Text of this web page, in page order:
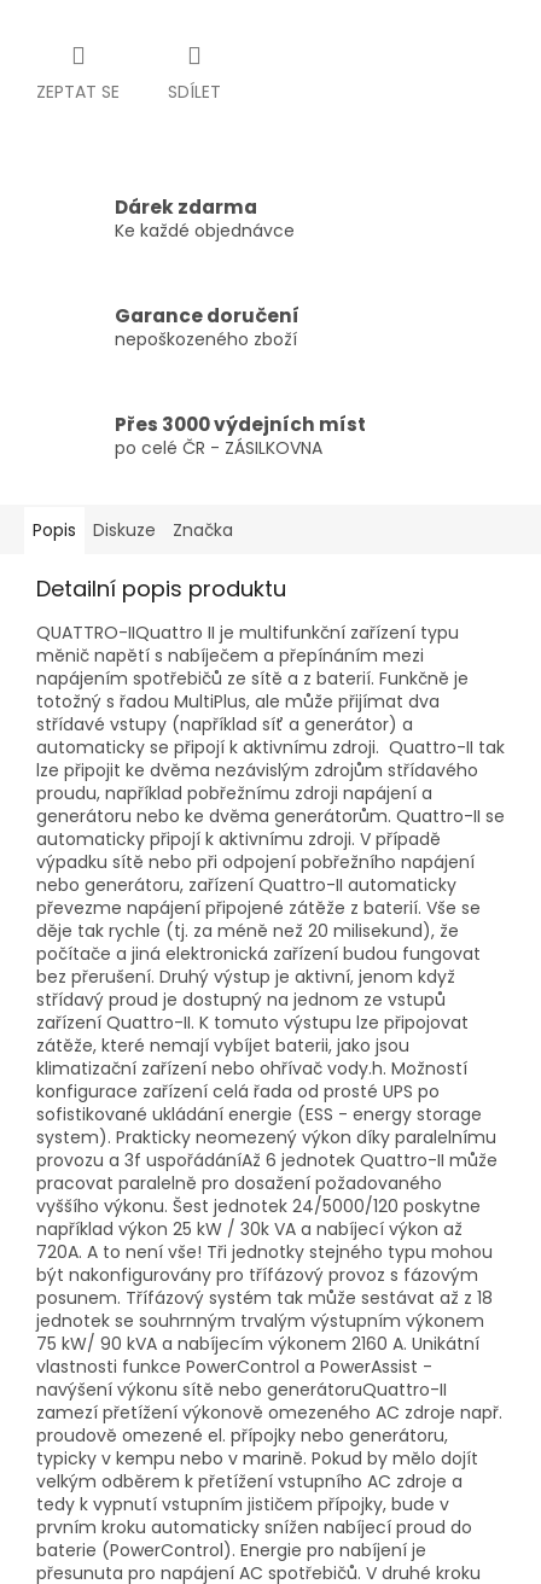
ZEPTAT SE SDÍLET
Dárek zdarma
Ke každé objednávce
Garance doručení
nepoškozeného zboží
Přes 3000 výdejních míst
po celé ČR - ZÁSILKOVNA
Popis Diskuze Značka
Detailní popis produktu
QUATTRO-IIQuattro II je multifunkční zařízení typu
měnič napětí s nabíječem a přepínáním mezi
napájením spotřebičů ze sítě a z baterií. Funkčně je
totožný s řadou MultiPlus, ale může přijímat dva
střídavé vstupy (například síť a generátor) a
automaticky se připojí k aktivnímu zdroji. Quattro-II tak
lze připojit ke dvěma nezávislým zdrojům střídavého
proudu, například pobřežnímu zdroji napájení a
generátoru nebo ke dvěma generátorům. Quattro-II se
automaticky připojí k aktivnímu zdroji. V případě
výpadku sítě nebo při odpojení pobřežního napájení
nebo generátoru, zařízení Quattro-II automaticky
převezme napájení připojené zátěže z baterií. Vše se
děje tak rychle (tj. za méně než 20 milisekund), že
počítače a jiná elektronická zařízení budou fungovat
bez přerušení. Druhý výstup je aktivní, jenom když
střídavý proud je dostupný na jednom ze vstupů
zařízení Quattro-II. K tomuto výstupu lze připojovat
zátěže, které nemají vybíjet baterii, jako jsou
klimatizační zařízení nebo ohřívač vody.h. Možností
konfigurace zařízení celá řada od prosté UPS po
sofistikované ukládání energie (ESS - energy storage
system). Prakticky neomezený výkon díky paralelnímu
provozu a 3f uspořádáníAž 6 jednotek Quattro-II může
pracovat paralelně pro dosažení požadovaného
vyššího výkonu. Šest jednotek 24/5000/120 poskytne
například výkon 25 kW / 30k VA a nabíjecí výkon až
720A. A to není vše! Tři jednotky stejného typu mohou
být nakonfigurovány pro třífázový provoz s fázovým
posunem. Třífázový systém tak může sestávat až z 18
jednotek se souhrnným trvalým výstupním výkonem
75 kW/ 90 kVA a nabíjecím výkonem 2160 A. Unikátní
vlastnosti funkce PowerControl a PowerAssist -
navýšení výkonu sítě nebo generátoruQuattro-II
zamezí přetížení výkonově omezeného AC zdroje např.
proudově omezené el. přípojky nebo generátoru,
typicky v kempu nebo v marině. Pokud by mělo dojít
velkým odběrem k přetížení vstupního AC zdroje a
tedy k vypnutí vstupním jističem přípojky, bude v
prvním kroku automaticky snížen nabíjecí proud do
baterie (PowerControl). Energie pro nabíjení je
přesunuta pro napájení AC spotřebičů. V druhé kroku